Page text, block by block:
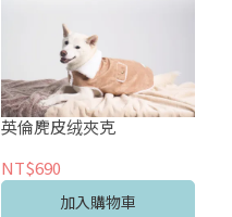
英倫麂皮绒夾克
NT$690
加入購物車